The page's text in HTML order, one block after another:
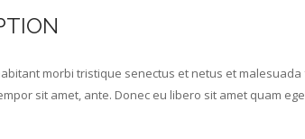
morbi tristique senectus et netus et
sit amet, ante. Donec eu libero sit amet quam